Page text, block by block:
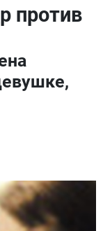
против